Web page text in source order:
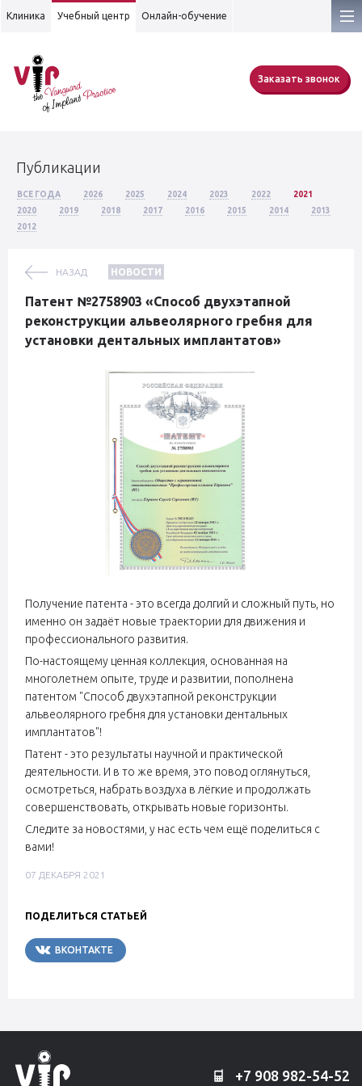
Клиника Учебный центр Онлайн-обучение
Заказать звонок
Публикации
ВСЕ ГОДА 2026 2025 2024 2023 2022
2021
2020
2019 2018 2017 2016 2015 2014
2013
2012
НАЗАД НОВОСТИ
Патент №2758903 «Способ двухэтапной
реконструкции альвеолярного гребня для
установки дентальных имплантатов»
Получение патента - это всегда долгий и сложный путь, но
именно он задаёт новые траектории для движения и
профессионального развития.
По-настоящему ценная коллекция, основанная на
многолетнем опыте, труде и развитии, пополнена
патентом "Способ двухэтапной реконструкции
альвеолярного гребня для установки дентальных
имплантатов"!
Патент - это результаты научной и практической
деятельности. И в то же время, это повод оглянуться,
осмотреться, набрать воздуха в лёгкие и продолжать
совершенствовать, открывать новые горизонты.
Следите за новостями, у нас есть чем ещё поделиться с
вами!
07 ДЕКАБРЯ 2021
ПОДЕЛИТЬСЯ СТАТЬЕЙ
ВКОНТАКТЕ
+7 908 982-54-52